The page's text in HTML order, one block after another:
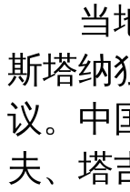
当地
斯塔纳
议。中
夫、塔